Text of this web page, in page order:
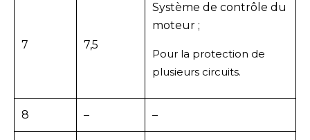
7 7,5
Système de contrôle du
moteur ;
Pour la protection de
plusieurs circuits.
8 – –